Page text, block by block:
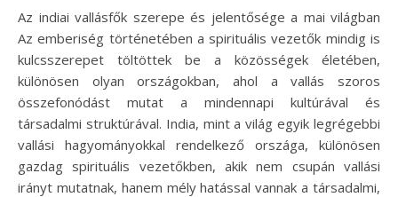
Az indiai vallásfők szerepe és jelentősége a mai világban
Az emberiség történetében a spirituális vezetők mindig is
kulcsszerepet töltöttek be a közösségek életében,
különösen olyan országokban, ahol a vallás szoros
összefonódást mutat a mindennapi kultúrával és
társadalmi struktúrával. India, mint a világ egyik legrégebbi
vallási hagyományokkal rendelkező országa, különösen
gazdag spirituális vezetőkben, akik nem csupán vallási
irányt mutatnak, hanem mély hatással vannak a társadalmi,